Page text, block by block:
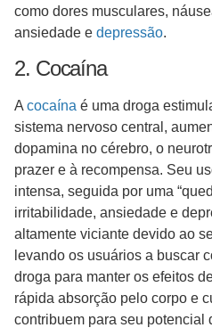
como dores musculares,
ansiedade e depressão.
2. Cocaína
A cocaína é uma droga
sistema nervoso central,
dopamina no cérebro, o
prazer e à recompensa. Seu
intensa, seguida por uma
irritabilidade, ansiedade e
altamente viciante devido ao
levando os usuários a buscar
droga para manter os efeitos
rápida absorção pelo corpo e
contribuem para seu potencial